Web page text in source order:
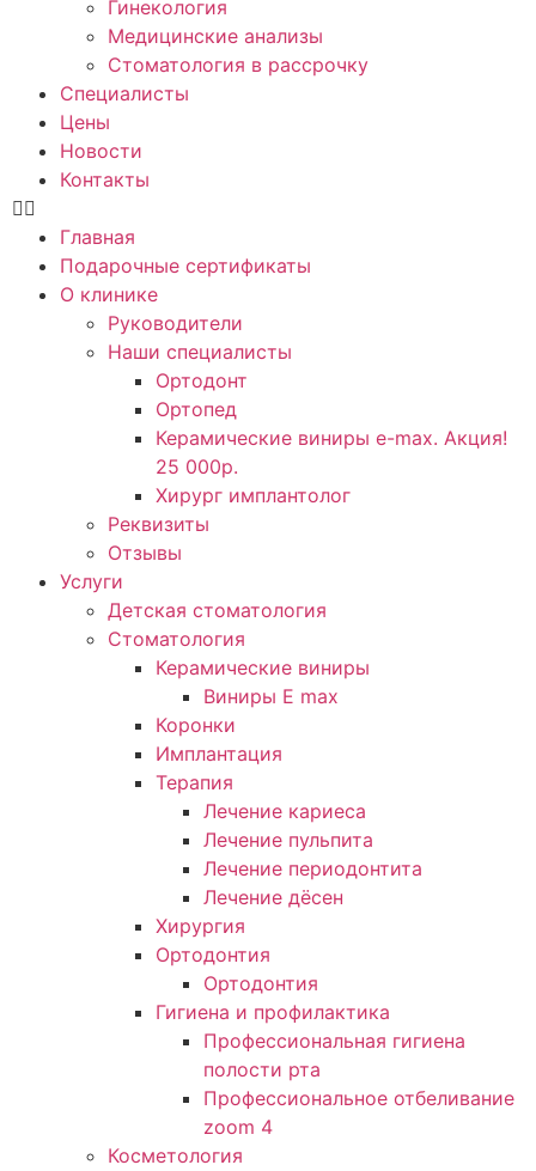
Гинекология
Медицинские анализы
Стоматология в рассрочку
Специалисты
Цены
Новости
Контакты
Главная
Подарочные сертификаты
О клинике
Руководители
Наши специалисты
Ортодонт
Ортопед
Керамические виниры e-max. Акция!
25 000р.
Хирург имплантолог
Реквизиты
Отзывы
Услуги
Детская стоматология
Стоматология
Керамические виниры
Виниры E max
Коронки
Имплантация
Терапия
Лечение кариеса
Лечение пульпита
Лечение периодонтита
Лечение дёсен
Хирургия
Ортодонтия
Ортодонтия
Гигиена и профилактика
Профессиональная гигиена
полости рта
Профессиональное отбеливание
zoom 4
Косметология